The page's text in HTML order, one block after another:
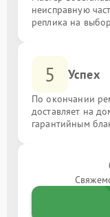
неисправную
реплика на
5 Успех
По окончании
доставляет на
гарантийным